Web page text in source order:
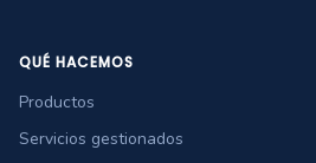
QUÉ HACEMOS
Productos
Servicios gestionados